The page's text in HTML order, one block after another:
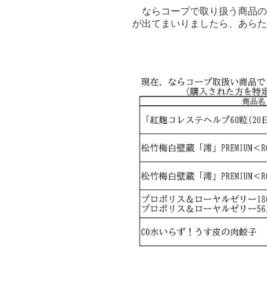
ならコープで取り扱う商品
が出てまいりましたら、あら